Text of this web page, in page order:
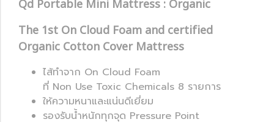
Qd Portable Mini Mattress : Organic
The 1st On Cloud Foam and certified
Organic Cotton Cover Mattress
ไส้ทำจาก On Cloud Foam
ที่ Non Use Toxic Chemicals 8 รายการ
ให้ความหนาและแน่นดีเยี่ยม
รองรับน้ำหนักทุกจุด Pressure Point